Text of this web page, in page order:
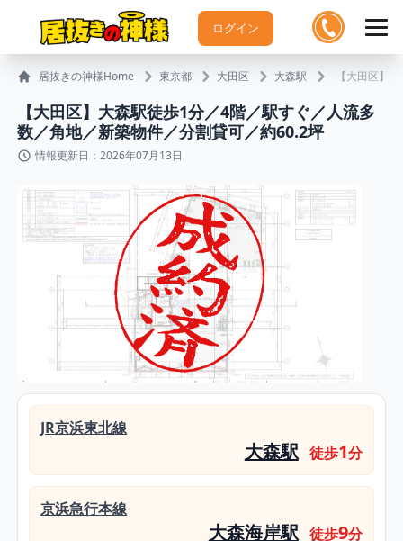
ログイン
居抜きの神様Home 東京都 大田区 大森駅 【大田区】
【大田区】大森駅徒歩1分／4階／駅すぐ／人流多
数／角地／新築物件／分割貸可／約60.2坪
情報更新日：2026年07月13日
JR京浜東北線
大森駅 徒歩1分
京浜急行本線
大森海岸駅 徒歩9分